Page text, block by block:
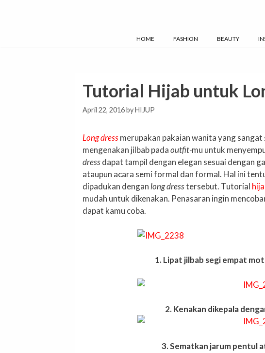
HOME FASHION BEAUTY
Tutorial Hijab untuk
April 22, 2016byHIJUP
Long dressmerupakan pakaian wanita yang sangat
mengenakan jilbab padaoutfit-mu untuk
dressdapat tampil dengan elegan sesuai dengan
ataupun acara semi formal dan formal. Hal ini
dipadukan denganlong dresstersebut. Tutorial
mudah untuk dikenakan. Penasaran ingin
dapat kamu coba.
1. Lipat jilbab segi empat
2. Kenakan dikepala
3. Sematkan jarum pentul